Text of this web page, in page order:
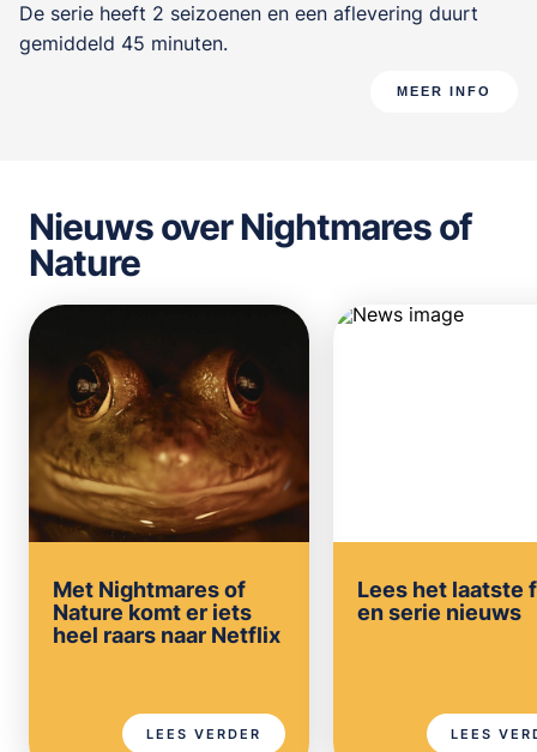
De serie heeft 2 seizoenen en een aflevering duurt
gemiddeld 45 minuten.
MEER INFO
Nieuws over Nightmares of
Nature
Met Nightmares of
Nature komt er iets
heel raars naar Netflix
LEES VERDER
Lees het laatste
en serie nieuws
LEES